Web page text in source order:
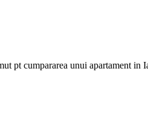
pt cumpararea unui apartament in